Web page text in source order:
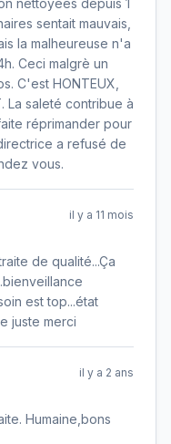
sentait mauvais,
la malheureuse n'a
Ceci malgrè un
C'est HONTEUX,
La saleté contribue à
réprimander pour
a refusé de
vous.
il y a 11 mois
de qualité...Ça
est top...état
juste merci
il y a 2 ans
Humaine,bons